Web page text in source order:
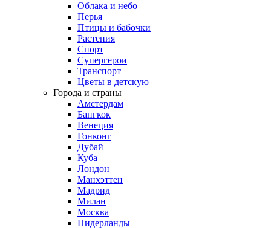
Облака и небо
Перья
Птицы и бабочки
Растения
Спорт
Супергерои
Транспорт
Цветы в детскую
Города и страны
Амстердам
Бангкок
Венеция
Гонконг
Дубай
Куба
Лондон
Манхэттен
Мадрид
Милан
Москва
Нидерланды